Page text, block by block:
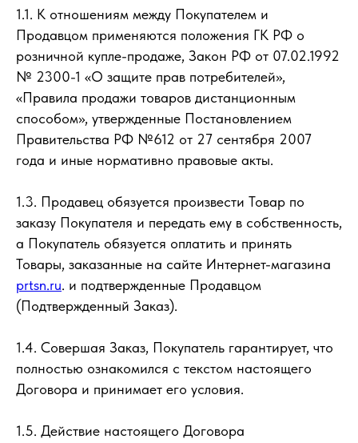
1.1. К отношениям между Покупателем и
Продавцом применяются положения ГК РФ о
розничной купле-продаже, Закон РФ от 07.02.1992
№ 2300-1 «О защите прав потребителей»,
«Правила продажи товаров дистанционным
способом», утвержденные Постановлением
Правительства РФ №612 от 27 сентября 2007
года и иные нормативно правовые акты.
1.3. Продавец обязуется произвести Товар по
заказу Покупателя и передать ему в собственность,
а Покупатель обязуется оплатить и принять
Товары, заказанные на сайте Интернет-магазина
prtsn.ru. и подтвержденные Продавцом
(Подтвержденный Заказ).
1.4. Совершая Заказ, Покупатель гарантирует, что
полностью ознакомился с текстом настоящего
Договора и принимает его условия.
1.5. Действие настоящего Договора